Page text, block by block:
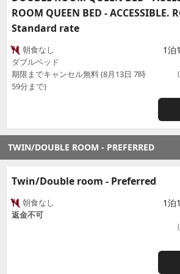
ROOM QUEEN BED - ACCESSIBLE.
Standard rate
朝食なし
ダブルベッド
期限までキャンセル無料 (8月13日 7時
59分まで)
1泊
TWIN/DOUBLE ROOM - PREFERRED
Twin/Double room - Preferred
朝食なし
返金不可
1泊